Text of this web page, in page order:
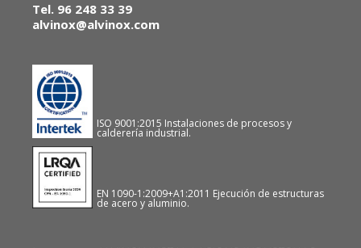
Tel. 96 248 33 39
alvinox@alvinox.com
ISO 9001:2015 Instalaciones de procesos y
calderería industrial.
EN 1090-1:2009+A1:2011 Ejecución de estructuras
de acero y aluminio.